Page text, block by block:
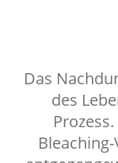
Das
des